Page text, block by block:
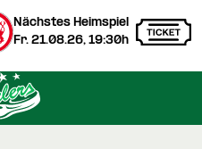
Nächstes Heimspiel
Fr. 21.08.26, 19:30h